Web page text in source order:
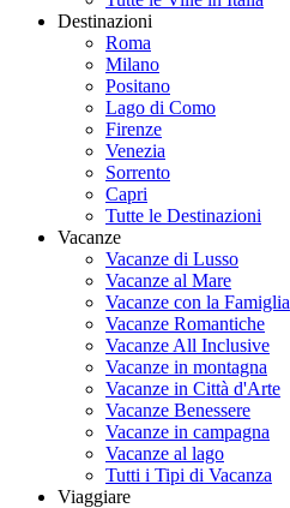
Destinazioni
Roma
Milano
Positano
Lago di Como
Firenze
Venezia
Sorrento
Capri
Tutte le Destinazioni
Vacanze
Vacanze di Lusso
Vacanze al Mare
Vacanze con la Famiglia
Vacanze Romantiche
Vacanze All Inclusive
Vacanze in montagna
Vacanze in Città d'Arte
Vacanze Benessere
Vacanze in campagna
Vacanze al lago
Tutti i Tipi di Vacanza
Viaggiare